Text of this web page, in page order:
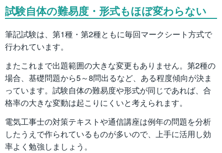
試験自体の難易度・形式もほぼ変わらない
筆記試験は、第1種・第2種ともに毎回マークシート方式で
行われています。
またこれまで出題範囲の大きな変更もありません。第2種の
場合、基礎問題から5～8問出るなど、ある程度傾向が決ま
っています。試験自体の難易度や形式が同じであれば、合
格率の大きな変動は起こりにくいと考えられます。
電気工事士の対策テキストや通信講座は例年の問題を分析
したうえで作られているものが多いので、上手に活用し効
率よく勉強しましょう。